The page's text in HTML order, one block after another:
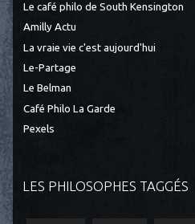
Le café philo de South Kensington
Amilly Actu
La vraie vie c'est aujourd'hui
Le-Partage
Le Belman
Café Philo La Garde
Pexels
LES PHILOSOPHES TAGGÉS